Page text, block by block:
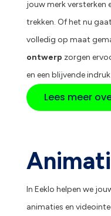
jouw merk versterken
trekken. Of het nu
volledig op maat
ontwerp zorgen
en een blijvende
Lees meer
In Eeklo helpen we
animaties en